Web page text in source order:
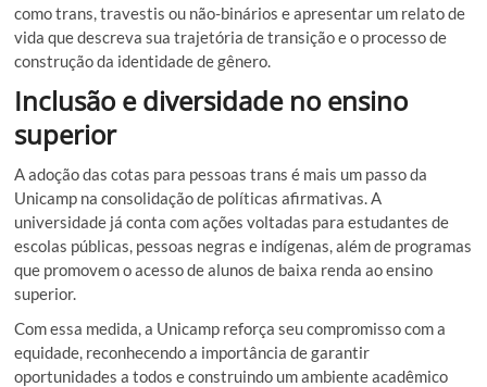
como trans, travestis ou não-binários e apresentar um relato de
vida que descreva sua trajetória de transição e o processo de
construção da identidade de gênero.
Inclusão e diversidade no ensino
superior
A adoção das cotas para pessoas trans é mais um passo da
Unicamp na consolidação de políticas afirmativas. A
universidade já conta com ações voltadas para estudantes de
escolas públicas, pessoas negras e indígenas, além de programas
que promovem o acesso de alunos de baixa renda ao ensino
superior.
Com essa medida, a Unicamp reforça seu compromisso com a
equidade, reconhecendo a importância de garantir
oportunidades a todos e construindo um ambiente acadêmico